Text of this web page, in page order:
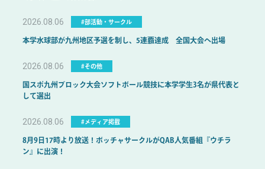
2026.08.06 #部活動・サークル
本学水球部が九州地区予選を制し、5連覇達成 全国大会へ出場
2026.08.06 #その他
国スポ九州ブロック大会ソフトボール競技に本学学生3名が県代表と
して選出
2026.08.06 #メディア掲載
8月9日17時より放送！ボッチャサークルがQAB人気番組『ウチラ
ン』に出演！